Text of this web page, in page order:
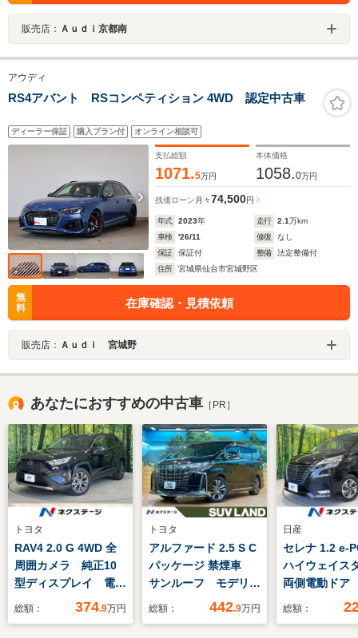
販売店： Ａｕｄｉ京都南
アウディ
RS4アバント RSコンペティション 4WD 認定中古車
ディーラー保証 購入プラン付 オンライン相談可
支払総額
1071.5万円
本体価格
1058.0万円
残価ローン 月々74,500円
年式 2023年 走行 2.1万km
車検
'26/11 修復
なし
保証
保証付 整備
法定整備付
住所
宮城県仙台市宮城野区
無
料
在庫確認・見積依頼
販売店： Ａｕｄｉ 宮城野
あなたにおすすめの中古車 ［PR］
トヨタ
RAV4 2.0 G 4WD 全
周囲カメラ 純正10
型ディスプレイ 電動
リアゲート デジタル
総額： 374.9万円
トヨタ
アルファード 2.5 S C
パッケージ 禁煙車
サンルーフ モデリス
タ 後席モニター 9
総額： 442.9万円
日産
セレナ 1.2 e-
ハイウェイス
両側電動ド
10型ナビ 全
総額：